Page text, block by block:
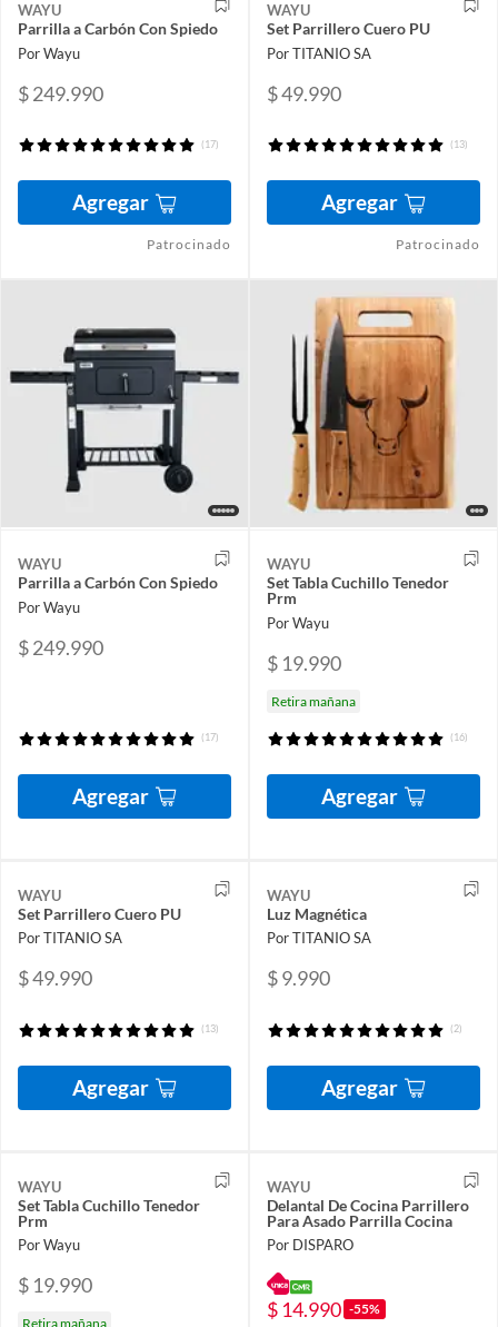
WAYU
Parrilla a Carbón Con Spiedo
Por Wayu
$ 249.990
(17)
Agregar
Patrocinado
WAYU
Set Parrillero Cuero PU
Por TITANIO SA
$ 49.990
(13)
Agregar
Patrocinado
WAYU
Parrilla a Carbón Con Spiedo
Por Wayu
$ 249.990
(17)
Agregar
WAYU
Set Tabla Cuchillo Tenedor
Prm
Por Wayu
$ 19.990
Retira mañana
(16)
Agregar
WAYU
Set Parrillero Cuero PU
Por TITANIO SA
$ 49.990
(13)
Agregar
WAYU
Luz Magnética
Por TITANIO SA
$ 9.990
(2)
Agregar
WAYU
Set Tabla Cuchillo Tenedor
Prm
Por Wayu
$ 19.990
Retira mañana
WAYU
Delantal De Cocina Parrillero
Para Asado Parrilla Cocina
Por DISPARO
$ 14.990 -55%